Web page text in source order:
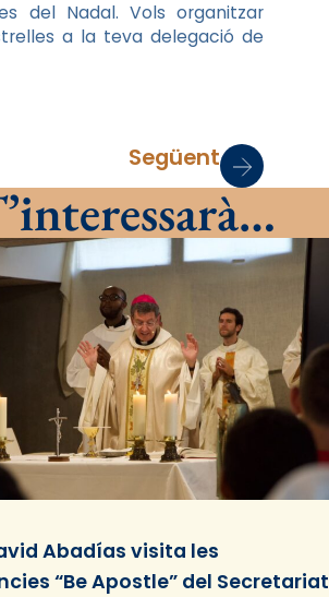
del Nadal. Vols organitzar
a la teva delegació de
Següent
Abadías visita les
“Be Apostle” del Secretariat